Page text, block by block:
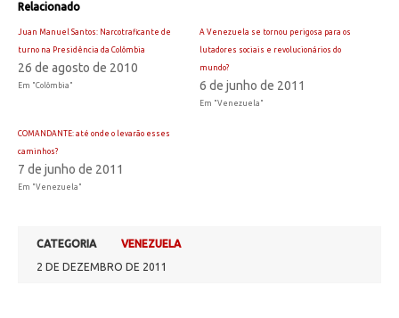
Relacionado
Juan Manuel Santos: Narcotraficante de
turno na Presidência da Colômbia
26 de agosto de 2010
Em "Colômbia"
A Venezuela se tornou perigosa para os
lutadores sociais e revolucionários do
mundo?
6 de junho de 2011
Em "Venezuela"
COMANDANTE: até onde o levarão esses
caminhos?
7 de junho de 2011
Em "Venezuela"
CATEGORIA
VENEZUELA
2 DE DEZEMBRO DE 2011